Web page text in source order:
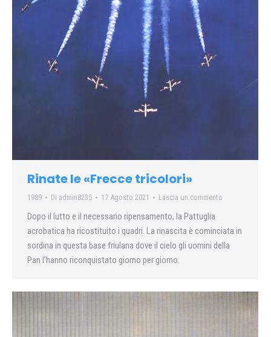
Rinate le «Frecce tricolori»
1989 Di admin8235 17 Agosto 2021 Lascia un commento
Dopo il lutto e il necessario ripensamento, la Pattuglia
acrobatica ha ricostituito i quadri. La rinascita è cominciata in
sordina in questa base friulana dove il cielo gli uomini della
Pan l’hanno riconquistato giorno per giorno.